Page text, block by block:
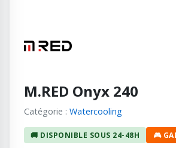
M.RED Onyx 240
Catégorie : Watercooling
🚚 DISPONIBLE SOUS 24-48H 🎮